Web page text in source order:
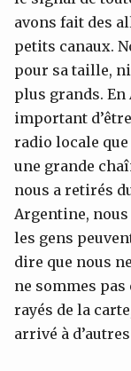
avons fait des
petits canaux.
pour sa taille,
plus grands.
important
radio locale
une grande
nous a retirés
Argentine, nous
les gens
dire que nous
ne sommes
rayés de la
arrivé à